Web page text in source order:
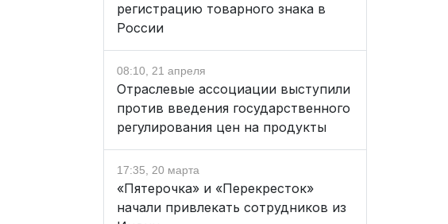
регистрацию товарного знака в
России
08:10, 21 апреля
Отраслевые ассоциации выступили
против введения государственного
регулирования цен на продукты
17:35, 20 марта
«Пятерочка» и «Перекресток»
начали привлекать сотрудников из